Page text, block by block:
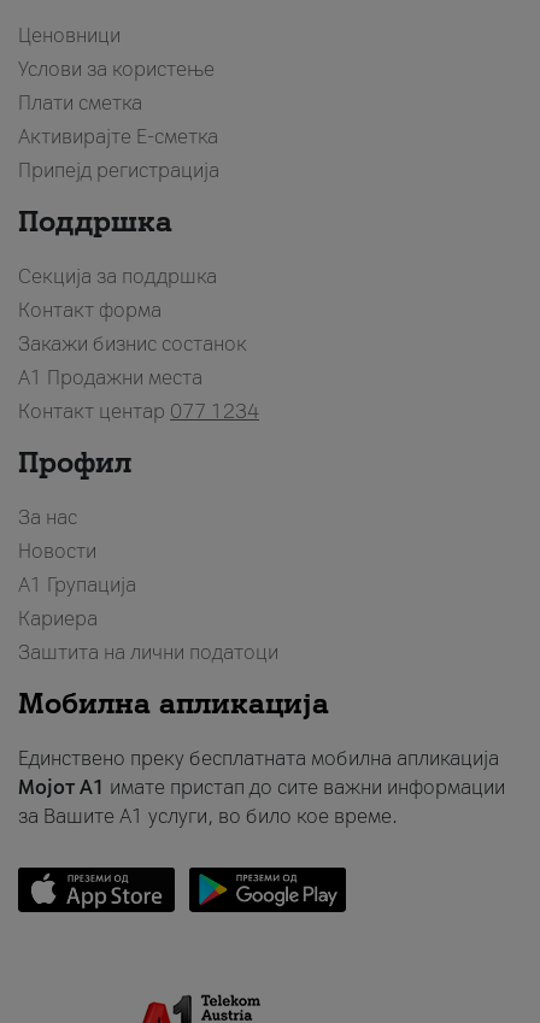
Ценовници
Услови за користење
Плати сметка
Активирајте Е-сметка
Припејд регистрација
Поддршка
Секција за поддршка
Контакт форма
Закажи бизнис состанок
A1 Продажни места
Контакт центар 077 1234
Профил
За нас
Новости
А1 Групација
Кариера
Заштита на лични податоци
Мобилна апликација
Единствено преку бесплатната мобилна апликација
Мојот A1 имате пристап до сите важни информации
за Вашите A1 услуги, во било кое време.